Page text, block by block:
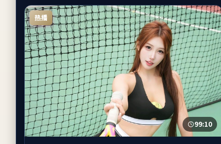
热播
99:10